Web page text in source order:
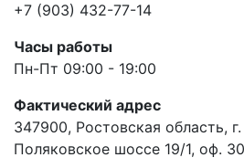
+7 (903) 432-77-14
Часы работы
Пн-Пт 09:00 - 19:00
Фактический адрес
347900, Ростовская область, г.
Поляковское шоссе 19/1, оф.